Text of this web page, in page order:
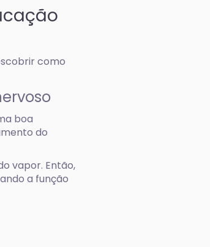
como
boa
do
vapor. Então,
a função